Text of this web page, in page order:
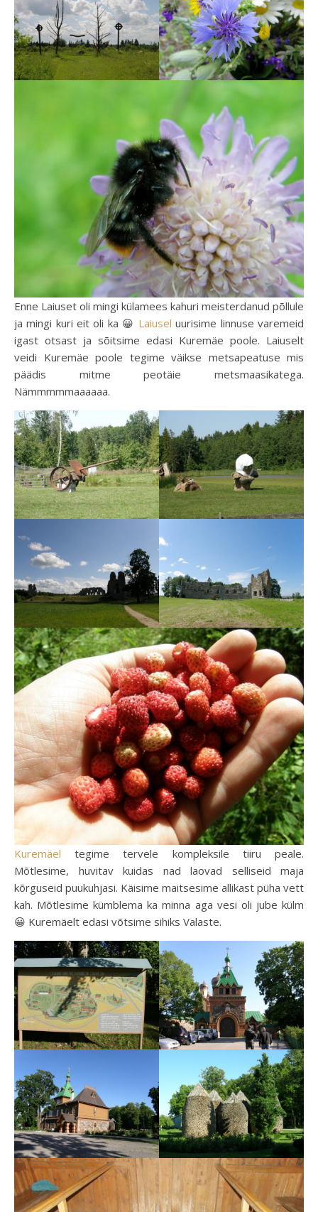
Enne Laiuset oli mingi külamees kahuri meisterdanud põllule
ja mingi kuri eit oli ka 😀 Laiusel uurisime linnuse varemeid
igast otsast ja sõitsime edasi Kuremäe poole. Laiuselt
veidi Kuremäe poole tegime väikse metsapeatuse mis
päädis mitme peotäie metsmaasikatega.
Nämmmmmaaaaaa.
Kuremäel tegime tervele kompleksile tiiru peale.
Mõtlesime, huvitav kuidas nad laovad selliseid maja
kõrguseid puukuhjasi. Käisime maitsesime allikast püha vett
kah. Mõtlesime kümblema ka minna aga vesi oli jube külm
😀 Kuremäelt edasi võtsime sihiks Valaste.